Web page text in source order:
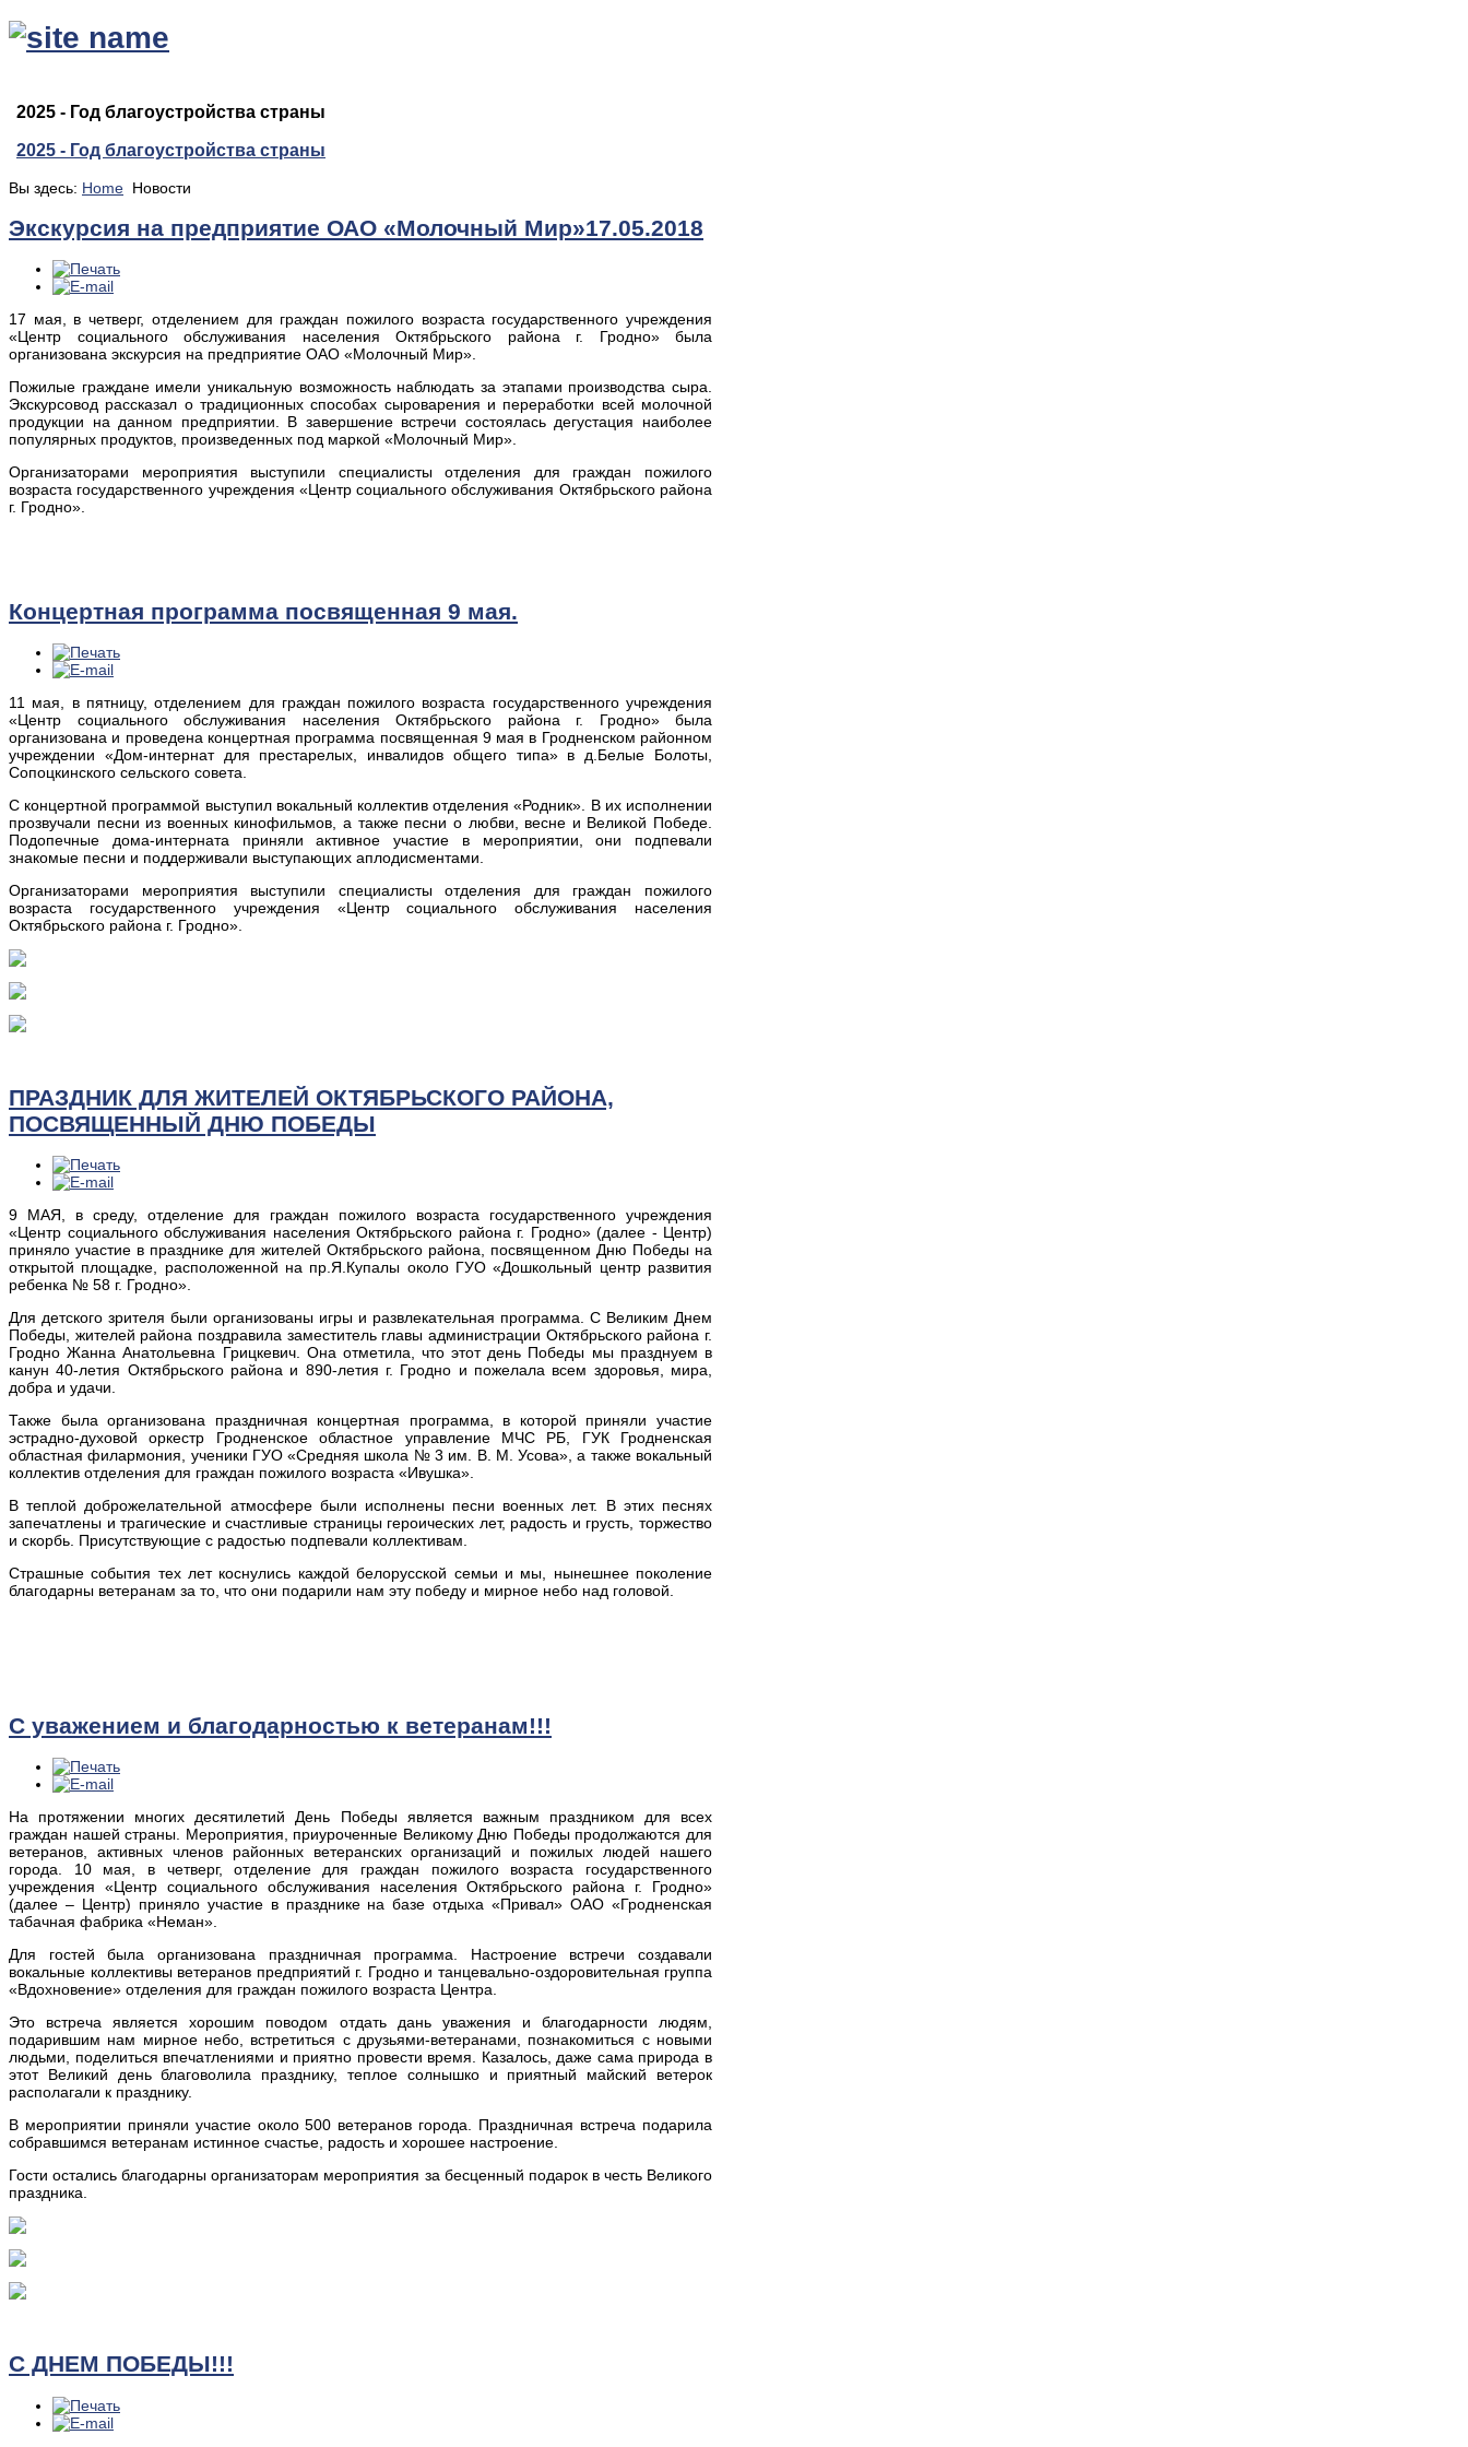
2025 - Год благоустройства страны
2025 - Год благоустройства страны
Вы здесь: Home Новости
Экскурсия на предприятие ОАО «Молочный Мир»17.05.2018
17 мая, в четверг, отделением для граждан пожилого возраста государственного учреждения
«Центр социального обслуживания населения Октябрьского района г. Гродно» была
организована экскурсия на предприятие ОАО «Молочный Мир».
Пожилые граждане имели уникальную возможность наблюдать за этапами производства сыра.
Экскурсовод рассказал о традиционных способах сыроварения и переработки всей молочной
продукции на данном предприятии. В завершение встречи состоялась дегустация наиболее
популярных продуктов, произведенных под маркой «Молочный Мир».
Организаторами мероприятия выступили специалисты отделения для граждан пожилого
возраста государственного учреждения «Центр социального обслуживания Октябрьского района
г. Гродно».
Концертная программа посвященная 9 мая.
11 мая, в пятницу, отделением для граждан пожилого возраста государственного учреждения
«Центр социального обслуживания населения Октябрьского района г. Гродно» была
организована и проведена концертная программа посвященная 9 мая в Гродненском районном
учреждении «Дом-интернат для престарелых, инвалидов общего типа» в д.Белые Болоты,
Сопоцкинского сельского совета.
С концертной программой выступил вокальный коллектив отделения «Родник». В их исполнении
прозвучали песни из военных кинофильмов, а также песни о любви, весне и Великой Победе.
Подопечные дома-интерната приняли активное участие в мероприятии, они подпевали
знакомые песни и поддерживали выступающих аплодисментами.
Организаторами мероприятия выступили специалисты отделения для граждан пожилого
возраста государственного учреждения «Центр социального обслуживания населения
Октябрьского района г. Гродно».
ПРАЗДНИК ДЛЯ ЖИТЕЛЕЙ ОКТЯБРЬСКОГО РАЙОНА,
ПОСВЯЩЕННЫЙ ДНЮ ПОБЕДЫ
9 МАЯ, в среду, отделение для граждан пожилого возраста государственного учреждения
«Центр социального обслуживания населения Октябрьского района г. Гродно» (далее - Центр)
приняло участие в празднике для жителей Октябрьского района, посвященном Дню Победы на
открытой площадке, расположенной на пр.Я.Купалы около ГУО «Дошкольный центр развития
ребенка № 58 г. Гродно».
Для детского зрителя были организованы игры и развлекательная программа. С Великим Днем
Победы, жителей района поздравила заместитель главы администрации Октябрьского района г.
Гродно Жанна Анатольевна Грицкевич. Она отметила, что этот день Победы мы празднуем в
канун 40-летия Октябрьского района и 890-летия г. Гродно и пожелала всем здоровья, мира,
добра и удачи.
Также была организована праздничная концертная программа, в которой приняли участие
эстрадно-духовой оркестр Гродненское областное управление МЧС РБ, ГУК Гродненская
областная филармония, ученики ГУО «Средняя школа № 3 им. В. М. Усова», а также вокальный
коллектив отделения для граждан пожилого возраста «Ивушка».
В теплой доброжелательной атмосфере были исполнены песни военных лет. В этих песнях
запечатлены и трагические и счастливые страницы героических лет, радость и грусть, торжество
и скорбь. Присутствующие с радостью подпевали коллективам.
Страшные события тех лет коснулись каждой белорусской семьи и мы, нынешнее поколение
благодарны ветеранам за то, что они подарили нам эту победу и мирное небо над головой.
С уважением и благодарностью к ветеранам!!!
На протяжении многих десятилетий День Победы является важным праздником для всех
граждан нашей страны. Мероприятия, приуроченные Великому Дню Победы продолжаются для
ветеранов, активных членов районных ветеранских организаций и пожилых людей нашего
города. 10 мая, в четверг, отделение для граждан пожилого возраста государственного
учреждения «Центр социального обслуживания населения Октябрьского района г. Гродно»
(далее – Центр) приняло участие в празднике на базе отдыха «Привал» ОАО «Гродненская
табачная фабрика «Неман».
Для гостей была организована праздничная программа. Настроение встречи создавали
вокальные коллективы ветеранов предприятий г. Гродно и танцевально-оздоровительная группа
«Вдохновение» отделения для граждан пожилого возраста Центра.
Это встреча является хорошим поводом отдать дань уважения и благодарности людям,
подарившим нам мирное небо, встретиться с друзьями-ветеранами, познакомиться с новыми
людьми, поделиться впечатлениями и приятно провести время. Казалось, даже сама природа в
этот Великий день благоволила празднику, теплое солнышко и приятный майский ветерок
располагали к празднику.
В мероприятии приняли участие около 500 ветеранов города. Праздничная встреча подарила
собравшимся ветеранам истинное счастье, радость и хорошее настроение.
Гости остались благодарны организаторам мероприятия за бесценный подарок в честь Великого
праздника.
С ДНЕМ ПОБЕДЫ!!!